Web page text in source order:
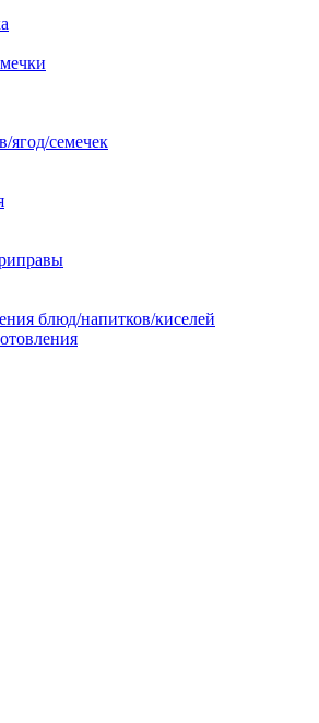
ягод/семечек
блюд/напитков/киселей